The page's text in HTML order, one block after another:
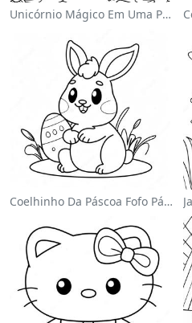
Unicórnio Mágico Em Uma Página Para Colorir Arco-Íris
Coelhinho Da Páscoa Fofo Página Para Colorir